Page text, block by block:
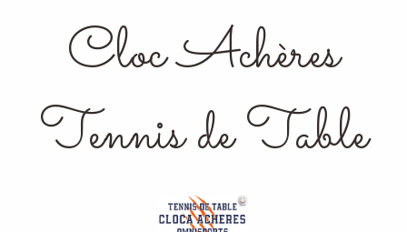
Cloc Achères
Tennis de Table